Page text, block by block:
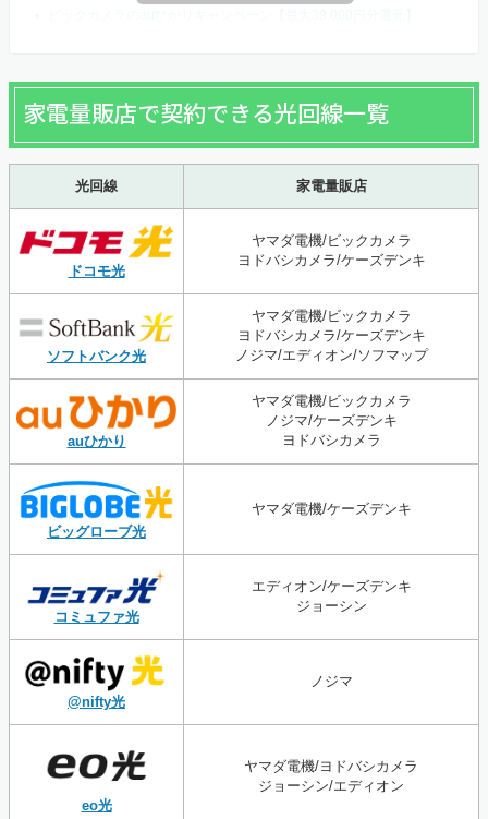
家電量販店で契約できる光回線一覧
光回線 家電量販店
ドコモ光
ヤマダ電機/ビックカメラ
ヨドバシカメラ/ケーズデンキ
ソフトバンク光
ヤマダ電機/ビックカメラ
ヨドバシカメラ/ケーズデンキ
ノジマ/エディオン/ソフマップ
auひかり
ヤマダ電機/ビックカメラ
ノジマ/ケーズデンキ
ヨドバシカメラ
ビッグローブ光
ヤマダ電機/ケーズデンキ
コミュファ光
エディオン/ケーズデンキ
ジョーシン
@nifty光
ノジマ
eo光
ヤマダ電機/ヨドバシカメラ
ジョーシン/エディオン